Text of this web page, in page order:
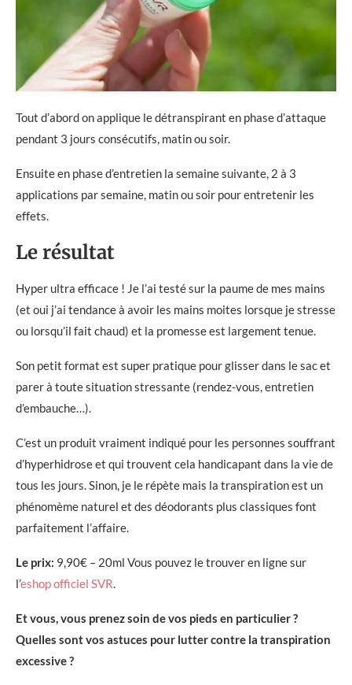
Tout d’abord on applique le détranspirant en phase d’attaque
pendant 3 jours consécutifs, matin ou soir.
Ensuite en phase d’entretien la semaine suivante, 2 à 3
applications par semaine, matin ou soir pour entretenir les
effets.
Le résultat
Hyper ultra efficace ! Je l’ai testé sur la paume de mes mains
(et oui j’ai tendance à avoir les mains moites lorsque je stresse
ou lorsqu’il fait chaud) et la promesse est largement tenue.
Son petit format est super pratique pour glisser dans le sac et
parer à toute situation stressante (rendez-vous, entretien
d’embauche…).
C’est un produit vraiment indiqué pour les personnes souffrant
d’hyperhidrose et qui trouvent cela handicapant dans la vie de
tous les jours. Sinon, je le répète mais la transpiration est un
phénomème naturel et des déodorants plus classiques font
parfaitement l’affaire.
Le prix: 9,90€ – 20ml Vous pouvez le trouver en ligne sur
l’eshop officiel SVR.
Et vous, vous prenez soin de vos pieds en particulier ?
Quelles sont vos astuces pour lutter contre la transpiration
excessive ?